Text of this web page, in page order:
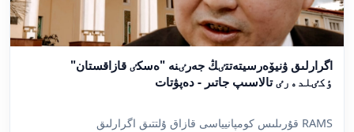
اگرارلىق ۋنيۆەرسيتەتتٸڭ جەرٸنە "ەسكٸ قازاقستان"
ٶكٸلدەرٸ تالاسىپ جاتىر - دەپۋتات
RAMS قۇرىلىس كومپانيياسى قازاق ۇلتتىق اگرارلىق